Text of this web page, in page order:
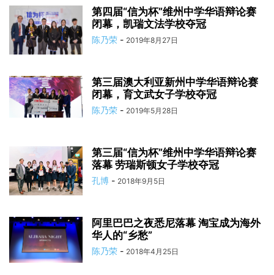
第四届“信为杯”维州中学华语辩论赛
闭幕，凯瑞文法学校夺冠
陈乃荣 - 2019年8月27日
第三届澳大利亚新州中学华语辩论赛
闭幕，育文武女子学校夺冠
陈乃荣 - 2019年5月28日
第三届“信为杯”维州中学华语辩论赛
落幕 劳瑞斯顿女子学校夺冠
孔博 - 2018年9月5日
阿里巴巴之夜悉尼落幕 淘宝成为海外
华人的“乡愁”
陈乃荣 - 2018年4月25日